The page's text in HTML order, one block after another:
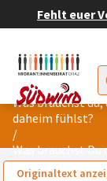
Fehlt euer
Was brauchst
daheim fühlst?
/
Was brauchst
Originaltext